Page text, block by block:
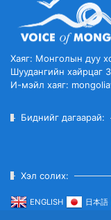
Хаяг: Монголын дуу
Шуудангийн хайрцаг
И-мэйл хаяг:
Биднийг дагаарай:
Хэл солих:
ENGLISH 日本語